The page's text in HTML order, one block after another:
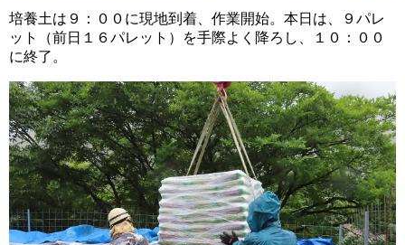
培養土は９：００に現地到着、作業開始。本日は、９パレ
ット（前日１６パレット）を手際よく降ろし、１０：００
に終了。